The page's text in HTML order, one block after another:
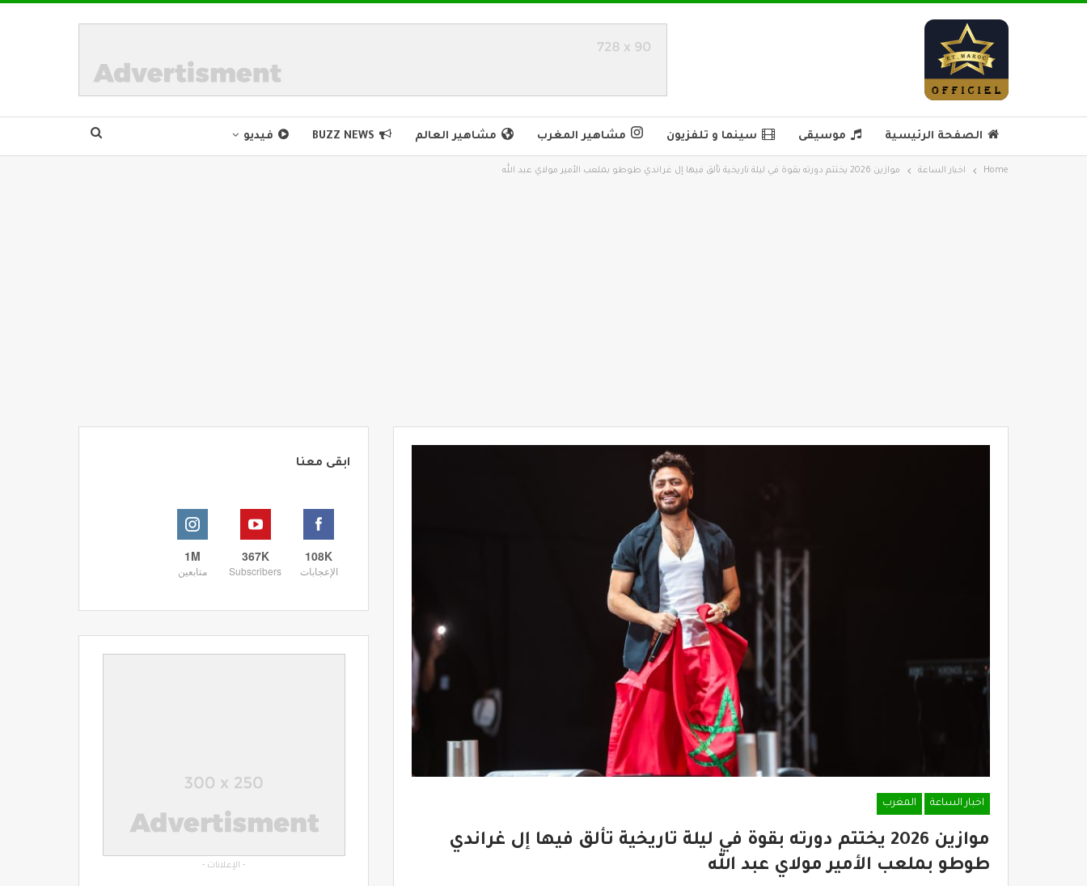
الصفحة الرئيسية موسيقى سينما و تلفزيون مشاهير المغرب مشاهير العالم BUZZ NEWS فيديو
Home اخبار الساعة موازين 2026 يختتم دورته بقوة في ليلة تاريخية تألق فيها إل غراندي طوطو بملعب الأمير مولاي عبد الله
اخبار الساعة المغرب
موازين 2026 يختتم دورته بقوة في ليلة تاريخية تألق فيها إل غراندي
طوطو بملعب الأمير مولاي عبد الله
ابقى معنا
108K
الإعجابات
367K
Subscribers
1M
متابعين
- الإعلانات -